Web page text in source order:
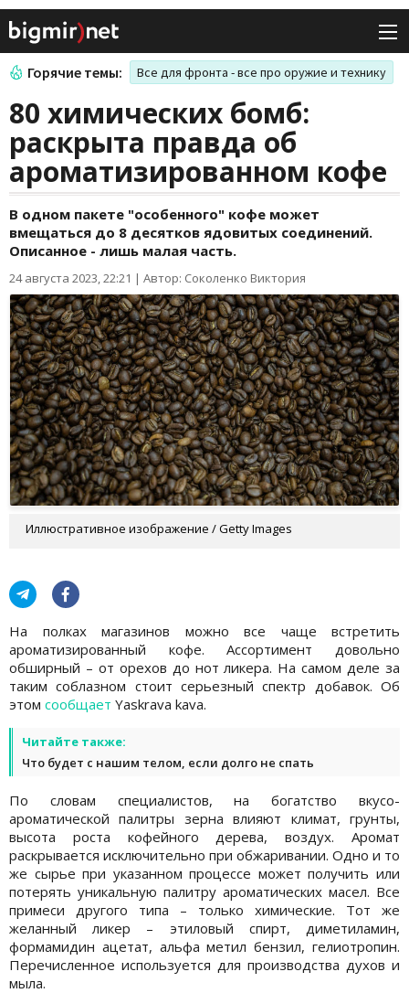
Горячие темы: Все для фронта - все про оружие и технику
80 химических бомб:
раскрыта правда об
ароматизированном кофе
В одном пакете "особенного" кофе может
вмещаться до 8 десятков ядовитых соединений.
Описанное - лишь малая часть.
24 августа 2023, 22:21 | Автор: Соколенко Виктория
Иллюстративное изображение / Getty Images
На полках магазинов можно все чаще встретить
ароматизированный кофе. Ассортимент довольно
обширный – от орехов до нот ликера. На самом деле за
таким соблазном стоит серьезный спектр добавок. Об
этом сообщает Yaskrava kava.
Читайте также:
Что будет с нашим телом, если долго не спать
По словам специалистов, на богатство вкусо-
ароматической палитры зерна влияют климат, грунты,
высота роста кофейного дерева, воздух. Аромат
раскрывается исключительно при обжаривании. Одно и то
же сырье при указанном процессе может получить или
потерять уникальную палитру ароматических масел. Все
примеси другого типа – только химические. Тот же
желанный ликер – этиловый спирт, диметиламин,
формамидин ацетат, альфа метил бензил, гелиотропин.
Перечисленное используется для производства духов и
мыла.